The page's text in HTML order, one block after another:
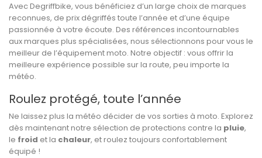
Avec Degriffbike, vous bénéficiez d’un large choix de marques
reconnues, de prix dégriffés toute l’année et d’une équipe
passionnée à votre écoute. Des références incontournables
aux marques plus spécialisées, nous sélectionnons pour vous le
meilleur de l’équipement moto. Notre objectif : vous offrir la
meilleure expérience possible sur la route, peu importe la
météo.
Roulez protégé, toute l’année
Ne laissez plus la météo décider de vos sorties à moto. Explorez
dès maintenant notre sélection de protections contre la pluie,
le froid et la chaleur, et roulez toujours confortablement
équipé !